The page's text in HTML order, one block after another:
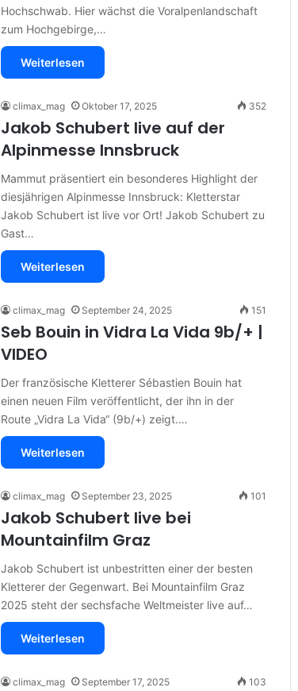
Hochschwab. Hier wächst die Voralpenlandschaft
zum Hochgebirge,…
Weiterlesen
climax_mag Oktober 17, 2025 352
Jakob Schubert live auf der
Alpinmesse Innsbruck
Mammut präsentiert ein besonderes Highlight der
diesjährigen Alpinmesse Innsbruck: ​Kletterstar
Jakob Schubert ist live vor Ort! Jakob Schubert zu
Gast…
Weiterlesen
climax_mag September 24, 2025 151
Seb Bouin in Vidra La Vida 9b/+ |
VIDEO
Der französische Kletterer Sébastien Bouin hat
einen neuen Film veröffentlicht, der ihn in der
Route „Vidra La Vida“ (9b/+) zeigt.…
Weiterlesen
climax_mag September 23, 2025 101
Jakob Schubert live bei
Mountainfilm Graz
Jakob Schubert ist unbestritten einer der besten
Kletterer der Gegenwart. Bei Mountainfilm Graz
2025 steht der sechsfache Weltmeister live auf…
Weiterlesen
climax_mag September 17, 2025 103